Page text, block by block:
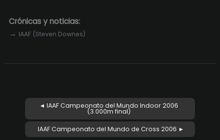
Crónicas y noticias:
→ IAAF (Steven Downes)
◄ IAAF Campeonato del Mundo Indoor 2006
(3.000m final)
IAAF Campeonato del Mundo de Cross 2006 ►